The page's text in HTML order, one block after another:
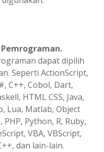
dapat dipilih
Seperti ActionScript,
C++, Cobol, Dart,
HTML CSS, Java,
Lua, Matlab, Object
PHP, Python, R, Ruby,
VBA, VBScript,
dan lain-lain.